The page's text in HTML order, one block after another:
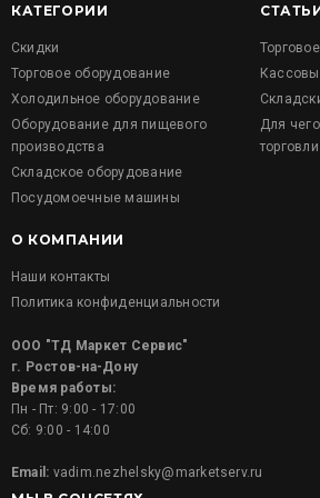
КАТЕГОРИИ
Скидки
Торговое оборудование
Холодильное оборудование
Оборудование для пищевого
производства
Складское оборудование
Посудомоечные машины
Для
О КОМПАНИИ
Наши контакты
Политика конфиденциальности
ООО "ТД Маркет Сервис"
г. Ростов-на-Дону
Время работы:
Пн - Пт: 9:00 - 17:00
Сб: 9:00 - 14:00
Email: vadim.nezhelsky@marketserv.ru